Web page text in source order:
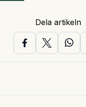
Dela artikeln